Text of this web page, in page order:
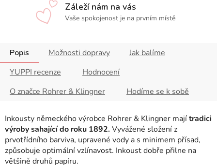
Záleží nám na vás
Vaše spokojenost je na prvním místě
Popis Možnosti dopravy
Jak balíme
YUPPI recenze
Hodnocení
O značce Rohrer & Klingner
Hodíme se k sobě
Inkousty německého výrobce Rohrer & Klingner majítradici
výroby sahající do roku 1892. Vyvážené složení z
prvotřídního barviva, upravené vody a s minimem přísad,
způsobuje optimální vzlínavost. Inkoust dobře přilne na
většině druhů papíru.